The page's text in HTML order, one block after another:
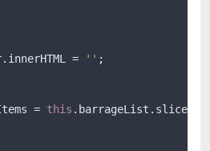
= '' ;
= this .barrageList.slice(